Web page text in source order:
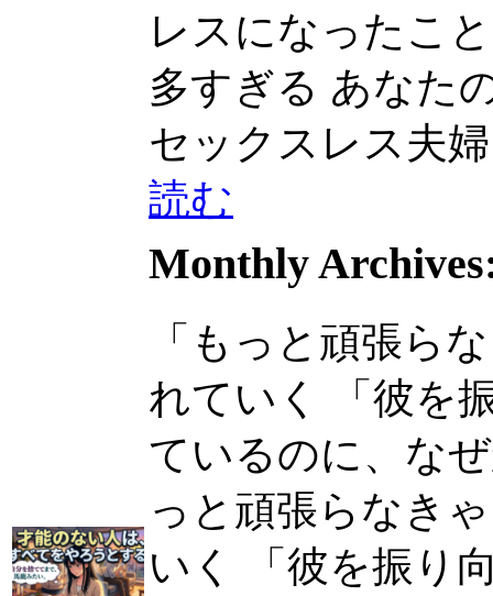
レスになったこ
多すぎる あなた
セックスレス夫
読む
Monthly
「もっと頑張ら
れていく 「彼を
ているのに、な
っと頑張らなき
いく 「彼を振り